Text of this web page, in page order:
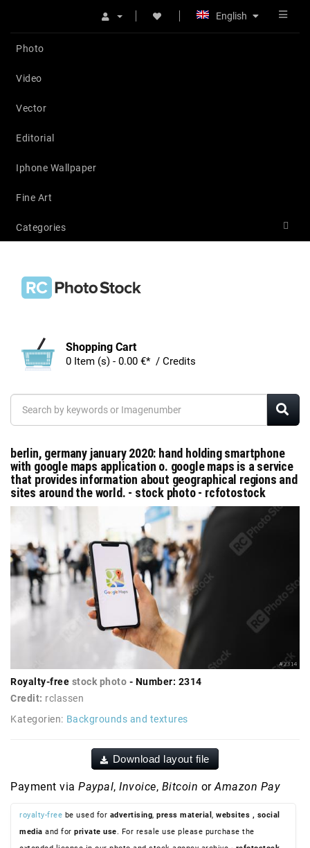
English
Photo
Video
Vector
Editorial
Iphone Wallpaper
Fine Art
Categories
Shopping Cart
0 Item (s) - 0.00 €* / Credits
berlin, germany january 2020: hand holding smartphone
with google maps application o. google maps is a service
that provides information about geographical regions and
sites around the world. - stock photo - rcfotostock
Royalty-free stock photo - Number: 2314
Credit: rclassen
Kategorien: Backgrounds and textures
Download layout file
Payment via Paypal, Invoice, Bitcoin orAmazon Pay
royalty-free be used for advertising, press material , websites , social
media and for private use. For resale use please purchase the